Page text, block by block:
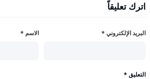
اترك تعليقاً
الاسم * البريد الإلكتروني *
التعليق *